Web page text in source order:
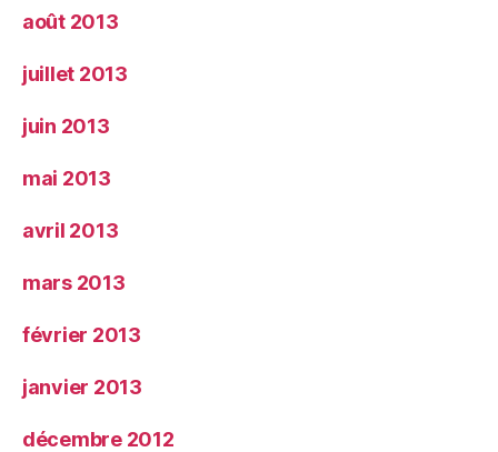
août 2013
juillet 2013
juin 2013
mai 2013
avril 2013
mars 2013
février 2013
janvier 2013
décembre 2012